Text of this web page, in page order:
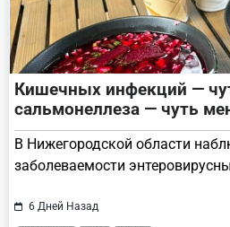
Кишечных инфекций —
сальмонеллеза — чуть
В Нижегородской области
заболеваемости
6 Дней Назад